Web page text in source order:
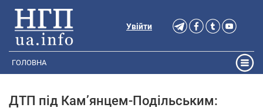
Увійти
ГОЛОВНА
ДТП під Кам’янцем-Подільським: